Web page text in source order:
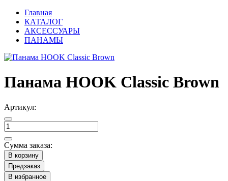
Главная
КАТАЛОГ
АКСЕССУАРЫ
ПАНАМЫ
Панама HOOK Classic Brown
Артикул:
Сумма заказа:
В корзину
Предзаказ
В избранное